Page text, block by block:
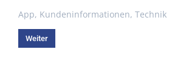
App, Kundeninformationen, Technik
Weiter